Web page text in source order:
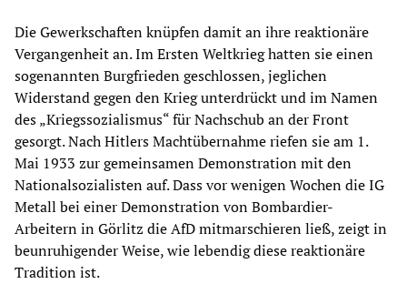
Die Gewerkschaften knüpfen damit an ihre reaktionäre
Vergangenheit an. Im Ersten Weltkrieg hatten sie einen
sogenannten Burgfrieden geschlossen, jeglichen
Widerstand gegen den Krieg unterdrückt und im Namen
des „Kriegssozialismus“ für Nachschub an der Front
gesorgt. Nach Hitlers Machtübernahme riefen sie am 1.
Mai 1933 zur gemeinsamen Demonstration mit den
Nationalsozialisten auf. Dass vor wenigen Wochen die IG
Metall bei einer Demonstration von Bombardier-
Arbeitern in Görlitz die AfD mitmarschieren ließ, zeigt in
beunruhigender Weise, wie lebendig diese reaktionäre
Tradition ist.